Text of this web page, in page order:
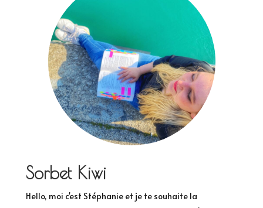
Sorbet Kiwi
Hello, moi c'est Stéphanie et je te souhaite la